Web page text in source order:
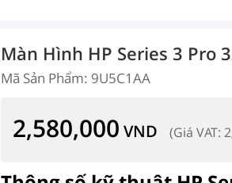
Màn Hình HP Series 3 Pro
Mã Sản Phẩm: 9U5C1AA
2,580,000 VND (Giá VAT: